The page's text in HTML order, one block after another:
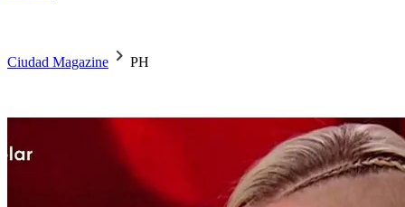
Ciudad Magazine PH